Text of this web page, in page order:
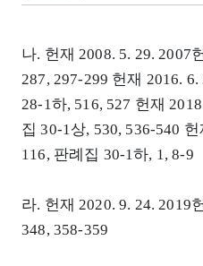
나. 헌재 2008. 5. 29. 2007
287, 297-299 헌재 2016.
28-1하, 516, 527 헌재
집 30-1상, 530, 536-540
116, 판례집 30-1하, 1, 8-9
라. 헌재 2020. 9. 24. 2019
348, 358-359